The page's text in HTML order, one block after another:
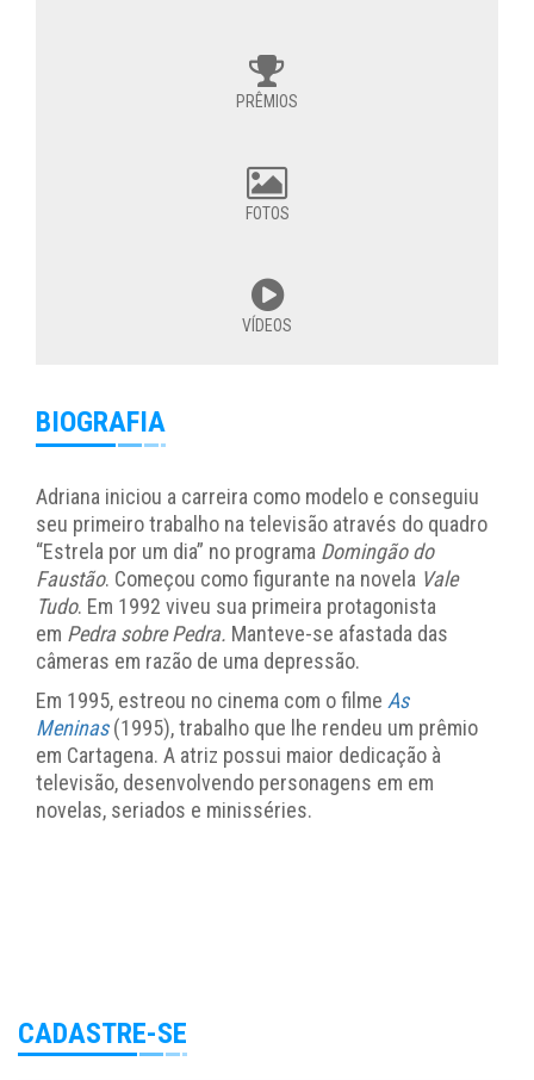
PRÊMIOS
FOTOS
VÍDEOS
BIOGRAFIA
Adriana iniciou a carreira como modelo e conseguiu
seu primeiro trabalho na televisão através do quadro
“Estrela por um dia” no programa Domingão do
Faustão. Começou como figurante na novela Vale
Tudo. Em 1992 viveu sua primeira protagonista
em Pedra sobre Pedra. Manteve-se afastada das
câmeras em razão de uma depressão.
Em 1995, estreou no cinema com o filme As
Meninas(1995), trabalho que lhe rendeu um prêmio
em Cartagena. A atriz possui maior dedicação à
televisão, desenvolvendo personagens em em
novelas, seriados e minisséries.
CADASTRE-SE